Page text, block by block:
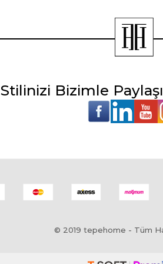
Stilinizi Bizimle
© 2019 tepehome - Tüm